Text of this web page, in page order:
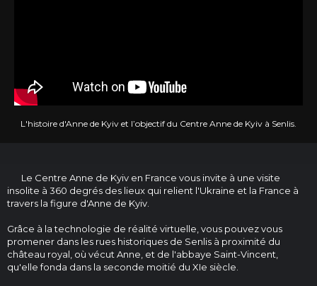
L'histoire d'Anne de Kyiv et l’objectif du Centre Anne de Kyiv à Senlis.
Le Centre Anne de Kyiv en France vous invite à une visite
insolite à 360 degrés des lieux qui relient l'Ukraine et la France à
travers la figure d'Anne de Kyiv.
Grâce à la technologie de réalité virtuelle, vous pouvez vous
promener dans les rues historiques de Senlis à proximité du
château royal, où vécut Anne, et de l'abbaye Saint-Vincent,
qu'elle fonda dans la seconde moitié du XIe siècle.